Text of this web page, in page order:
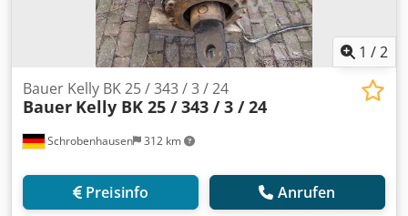
1 /2
Schrobenhausen 312 km
Bauer Kelly BK 25 / 343 / 3 / 24
Bauer Kelly BK 25 / 343 / 3 / 24
Preisinfo Anrufen